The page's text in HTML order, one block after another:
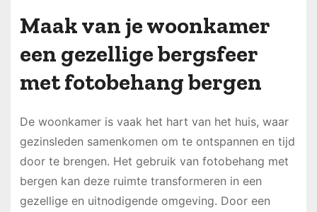
Maak van je woonkamer
een gezellige bergsfeer
met fotobehang bergen
De woonkamer is vaak het hart van het huis, waar
gezinsleden samenkomen om te ontspannen en tijd
door te brengen. Het gebruik van fotobehang met
bergen kan deze ruimte transformeren in een
gezellige en uitnodigende omgeving. Door een